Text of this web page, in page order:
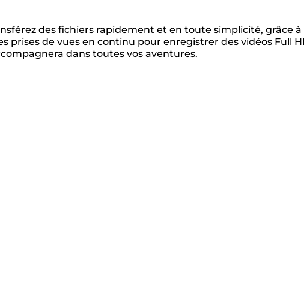
des fichiers rapidement et en toute simplicité, grâce
prises de vues en continu pour enregistrer des vidéos Full
dans toutes vos aventures.